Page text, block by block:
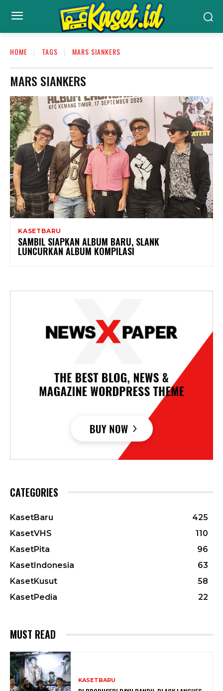
HOME TAGS MARS SIANKERS
MARS SIANKERS
KASETBARU
SAMBIL SIAPKAN ALBUM BARU, SLANK
LUNCURKAN ALBUM KOMPILASI
CATEGORIES
KasetBaru
425
KasetVHS
110
KasetPita
96
KasetIndonesia
63
KasetKusut
58
KasetPedia
22
MUST READ
KASETBARU